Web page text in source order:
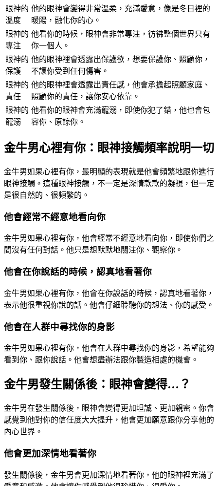
眼神的
溫度
他的眼神會變得非常溫柔，充滿愛意，像是冬日裡的
暖陽，融化你的心。
眼神的
專注
他看你的時候，眼神會非常專注，彷彿整個世界只有
你一個人。
眼神的
保護
他的眼神裡會透露出保護欲，想要保護你、照顧你，
不讓你受到任何傷害。
眼神的
責任
他的眼神裡會透露出責任感，他會承擔起照顧家庭、
照顧你的責任，讓你安心依靠。
眼神的
寵溺
他看你的眼神會充滿寵溺，即使你犯了錯，他也會包
容你、原諒你。
金牛男心裡有你：眼神接觸頻率說明一切
金牛男如果心裡有你，最明顯的表現就是他會頻繁地跟你進行
眼神接觸。這種眼神接觸，不一定是深情款款的凝視，但一定
是很自然的、很頻繁的。
他會經常不經意地看向你
金牛男如果心裡有你，他會經常不經意地看向你，即使你們之
間沒有任何對話。他只是想默默地關注你、觀察你。
他會在你說話的時候，認真地看著你
金牛男如果心裡有你，他會在你說話的時候，認真地看著你，
表示他很重視你說的話。他會仔細聆聽你的想法、你的感受。
他會在人群中尋找你的身影
金牛男如果心裡有你，他會在人群中尋找你的身影，希望能夠
看到你、跟你說話。他會想盡辦法跟你製造相處的機會。
金牛男發生關係後：眼神會變得…？
金牛男在發生關係後，眼神會變得更加坦誠、更加親密。你會
感覺到他對你的信任度大大提升，他會更加願意跟你分享他的
內心世界。
他會更加深情地看著你
發生關係後，金牛男會更加深情地看著你，他的眼神裡充滿了